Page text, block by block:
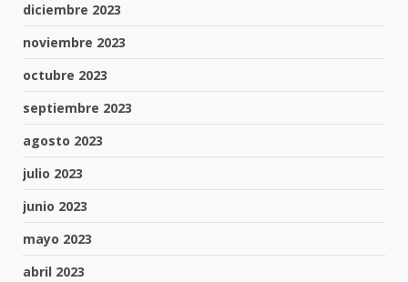
diciembre 2023
noviembre 2023
octubre 2023
septiembre 2023
agosto 2023
julio 2023
junio 2023
mayo 2023
abril 2023